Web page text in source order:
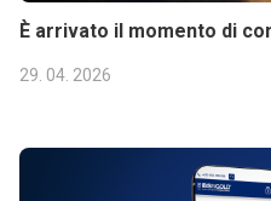
È arrivato il momento di
29. 04. 2026